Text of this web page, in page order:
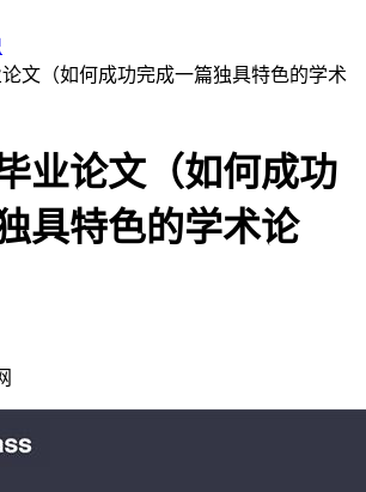
文（如何成功完成一篇独具特色的学术
业论文（如何成功
具特色的学术论